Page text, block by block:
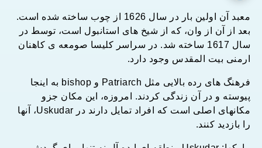
معبد آن اولین بار در سال 1626 از چوب ساخته شده است.
بعد از آن از وان، که از شیخ های استانبول است، توسط در
سال 1617 ساخته شد. در سراسر کلیسا صومعه ی کاهنان
ارمنی بیت المقدس وجود دارد.
فرهنگ های رده بالایی مثل Patriarch و bishop به اینجا
پیوسته و در آن زندگی کردند. امروزه، این مکان جزو
مکانهای اصلی است که افراد تمایل دارند در Uskudar، آنها
را بازدید کنند.